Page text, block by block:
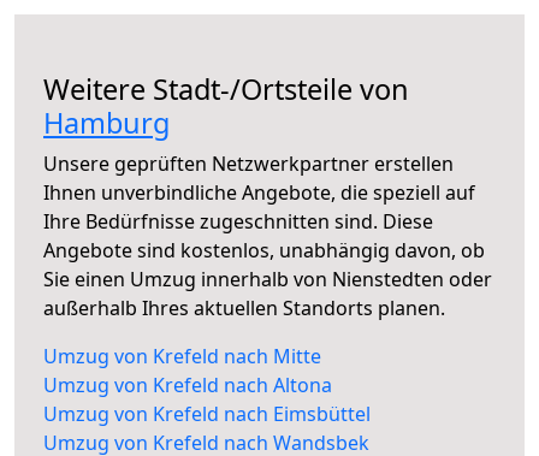
Weitere Stadt-/Ortsteile von
Hamburg
Unsere geprüften Netzwerkpartner erstellen
Ihnen unverbindliche Angebote, die speziell auf
Ihre Bedürfnisse zugeschnitten sind. Diese
Angebote sind kostenlos, unabhängig davon, ob
Sie einen Umzug innerhalb von Nienstedten oder
außerhalb Ihres aktuellen Standorts planen.
Umzug von Krefeld nach Mitte
Umzug von Krefeld nach Altona
Umzug von Krefeld nach Eimsbüttel
Umzug von Krefeld nach Wandsbek